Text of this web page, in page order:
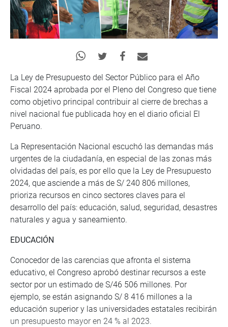
La Ley de Presupuesto del Sector Público para el Año
Fiscal 2024 aprobada por el Pleno del Congreso que tiene
como objetivo principal contribuir al cierre de brechas a
nivel nacional fue publicada hoy en el diario oficial El
Peruano.
La Representación Nacional escuchó las demandas más
urgentes de la ciudadanía, en especial de las zonas más
olvidadas del país, es por ello que la Ley de Presupuesto
2024, que asciende a más de S/ 240 806 millones,
prioriza recursos en cinco sectores claves para el
desarrollo del país: educación, salud, seguridad, desastres
naturales y agua y saneamiento.
EDUCACIÓN
Conocedor de las carencias que afronta el sistema
educativo, el Congreso aprobó destinar recursos a este
sector por un estimado de S/46 506 millones. Por
ejemplo, se están asignando S/ 8 416 millones a la
educación superior y las universidades estatales recibirán
un presupuesto mayor en 24 % al 2023.